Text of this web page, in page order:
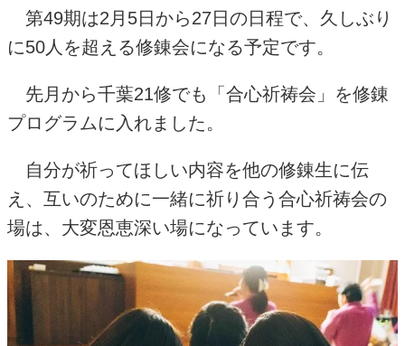
第49期は2 月 5日から27日の日程で、久しぶり
に50人を超える修錬会になる予定です。
先月から千葉21修でも「合心祈祷会」を修錬
プログラムに入れました。
自分が祈ってほしい内容を他の修錬生に伝
え、互いのために一緒に祈り合う合心祈祷会の
場は、大変恩恵深い場になっています。